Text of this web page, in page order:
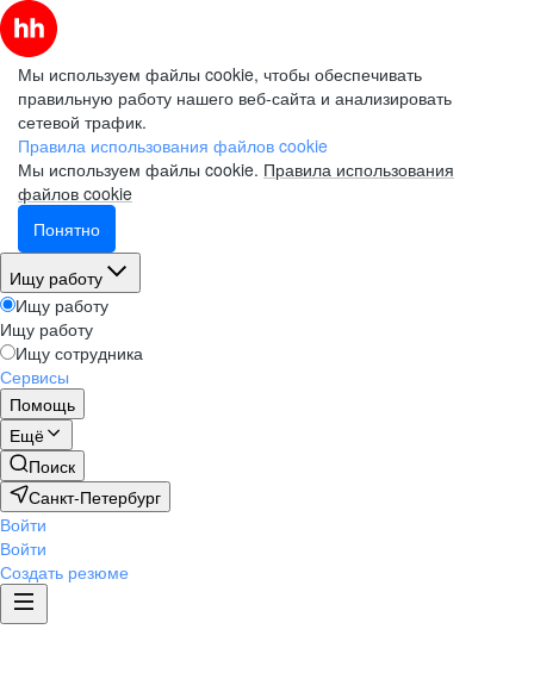
Мы используем файлы cookie, чтобы обеспечивать
правильную работу нашего веб-сайта и анализировать
сетевой трафик.
Правила использования файлов cookie
Мы используем файлы cookie. Правила использования
файлов cookie
Понятно
Ищу работу
Ищу работу
Ищу работу
Ищу сотрудника
Сервисы
Помощь
Ещё
Поиск
Санкт-Петербург
Войти
Войти
Создать резюме